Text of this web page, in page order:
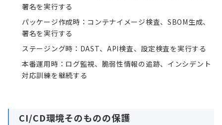
署名を実行する
パッケージ作成時：コンテナイメージ検査、SBOM生成、
署名を実行する
ステージング時：DAST、API検査、設定検査を実行する
本番運用時：ログ監視、脆弱性情報の追跡、インシデント
対応訓練を継続する
CI/CD環境そのものの保護